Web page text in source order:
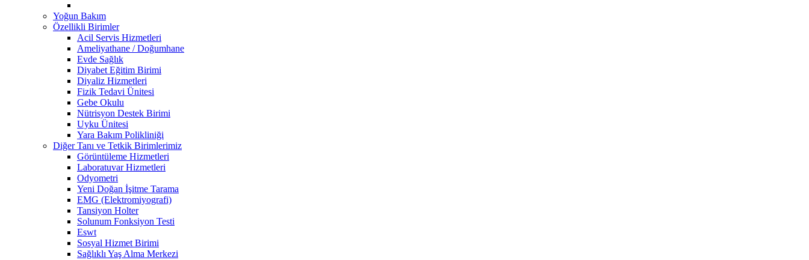
Yoğun Bakım
Özellikli Birimler
Acil Servis Hizmetleri
Ameliyathane / Doğumhane
Evde Sağlık
Diyabet Eğitim Birimi
Diyaliz Hizmetleri
Fizik Tedavi Ünitesi
Gebe Okulu
Nütrisyon Destek Birimi
Uyku Ünitesi
Yara Bakım Polikliniği
Diğer Tanı ve Tetkik Birimlerimiz
Görüntüleme Hizmetleri
Laboratuvar Hizmetleri
Odyometri
Yeni Doğan İşitme Tarama
EMG (Elektromiyografi)
Tansiyon Holter
Solunum Fonksiyon Testi
Eswt
Sosyal Hizmet Birimi
Sağlıklı Yaş Alma Merkezi